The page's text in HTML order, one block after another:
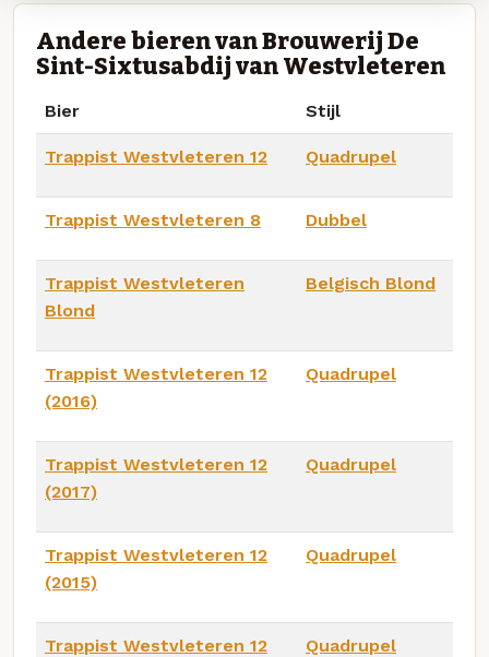
Andere bieren van Brouwerij De
Sint-Sixtusabdij van Westvleteren
Bier Stijl
Trappist Westvleteren 12 Quadrupel
Trappist Westvleteren 8 Dubbel
Trappist Westvleteren
Blond
Belgisch Blond
Trappist Westvleteren 12
(2016)
Quadrupel
Trappist Westvleteren 12
(2017)
Quadrupel
Trappist Westvleteren 12
(2015)
Quadrupel
Trappist Westvleteren 12
Quadrupel